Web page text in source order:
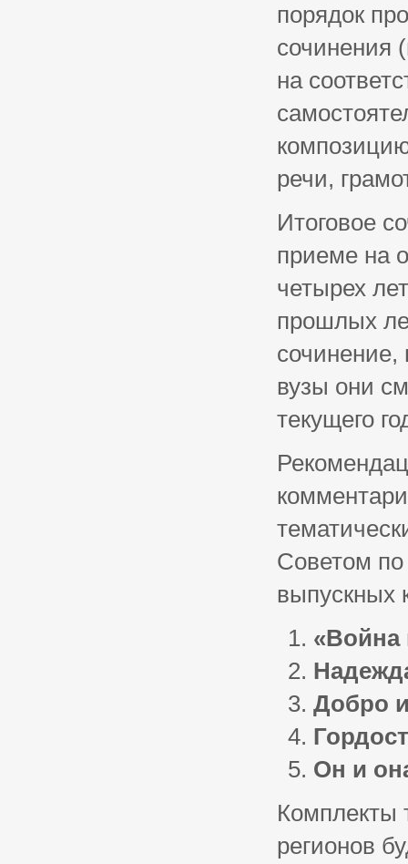
порядок
сочинения
на
речи,
Итоговое
приеме на
четырех
прошлых
сочинение,
вузы они
текущего
Советом по
выпускных
«Война
Добро
Он и
Комплекты
регионов